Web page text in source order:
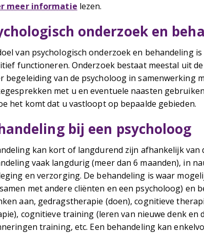
meer informatie lezen.
onderzoek en
van psychologisch onderzoek en behandeling
functioneren. Onderzoek bestaat meestal uit
begeleiding van de psycholoog in samenwerking
met u en eventuele naasten
het komt dat u vastloopt op bepaalde gebieden.
bij een psycholoog
kan kort of langdurend zijn afhankelijk van
vaak langdurig (meer dan 6 maanden), in
en verzorging. De behandeling is waar
met andere cliënten en een psycholoog)
aan, gedragstherapie (doen), cognitieve
cognitieve training (leren van nieuwe denk
training, etc. Een behandeling kan